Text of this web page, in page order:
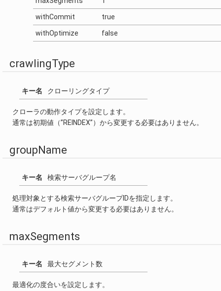
withCommit true
withOptimize false
crawlingType
キー名 クローリングタイプ
クローラの動作タイプを設定します。
通常は初期値（”REINDEX”）から変更する必要はありません。
groupName
キー名 検索サーバグループ名
処理対象とする検索サーバグループIDを指定します。
通常はデフォルト値から変更する必要はありません。
maxSegments
キー名 最大セグメント数
最適化の度合いを設定します。